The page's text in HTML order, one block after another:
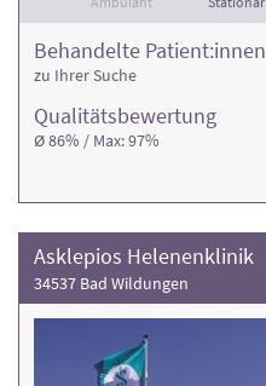
Qualitäts­bewertung
Ø 86% / Max: 97%
Behandelte Patient:innen
zu Ihrer Suche
Asklepios Helenenklinik
34537 Bad Wildungen